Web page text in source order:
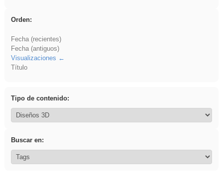
Orden:
Fecha (recientes)
Fecha (antiguos)
Visualizaciones
Título
Tipo de contenido:
Buscar en: